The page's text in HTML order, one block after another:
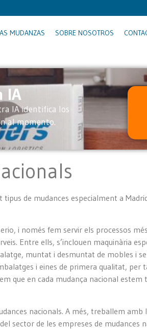
MUDANZAS SOBRE NOSOTROS
IA
IA identifica los
al momento.
tipus de mudances especialment a
i només fem servir els processos
Entre ells, s’inclouen maquinària
muntat i desmuntat de mobles i
i eines de primera qualitat,
que en cada mudança nacional
nacionals. A més, treballem
sector de les empreses de mudances